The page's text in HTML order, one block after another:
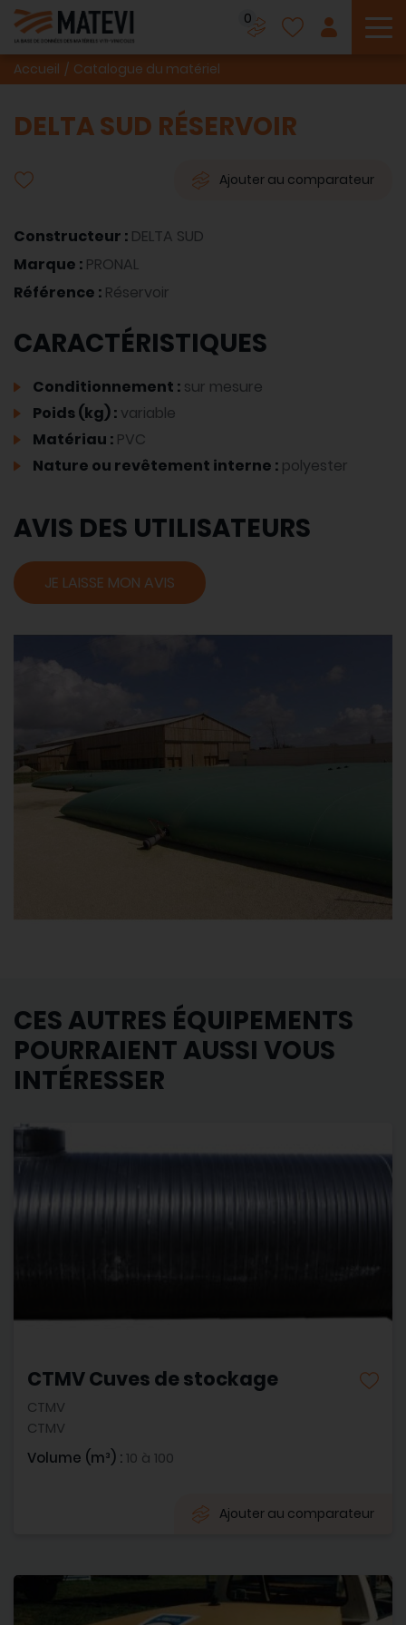
0
Accueil Catalogue du matériel
DELTA SUD RÉSERVOIR
Ajouter au comparateur
Constructeur : DELTA SUD
Marque : PRONAL
Référence : Réservoir
CARACTÉRISTIQUES
Conditionnement : sur mesure
Poids (kg) : variable
Matériau : PVC
Nature ou revêtement interne : polyester
AVIS DES UTILISATEURS
JE LAISSE MON AVIS
CES AUTRES ÉQUIPEMENTS
POURRAIENT AUSSI VOUS
INTÉRESSER
CTMV Cuves de stockage
CTMV
CTMV
Volume (m³) :10 à 100
Ajouter au comparateur